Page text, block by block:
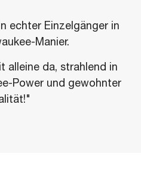
echter Einzelgänger in
Manier.
alleine da, strahlend in
Power und gewohnter